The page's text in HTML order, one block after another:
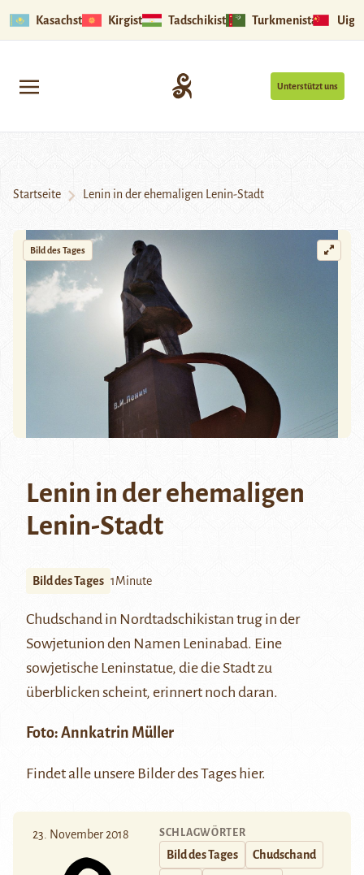
Kasachstan Kirgistan Tadschikistan Turkmenistan
Unterstützt uns
Startseite Lenin in der ehemaligen Lenin-Stadt
Bild des Tages
Lenin in der ehemaligen
Lenin-Stadt
Bild des Tages 1Minute
Chudschand in Nordtadschikistan trug in der
Sowjetunion den Namen Leninabad. Eine
sowjetische Leninstatue, die die Stadt zu
überblicken scheint, erinnert noch daran.
Foto: Annkatrin Müller
Findet alle unsere Bilder des Tages hier.
23. November 2018 SCHLAGWÖRTER
Bild des Tages Chudschand